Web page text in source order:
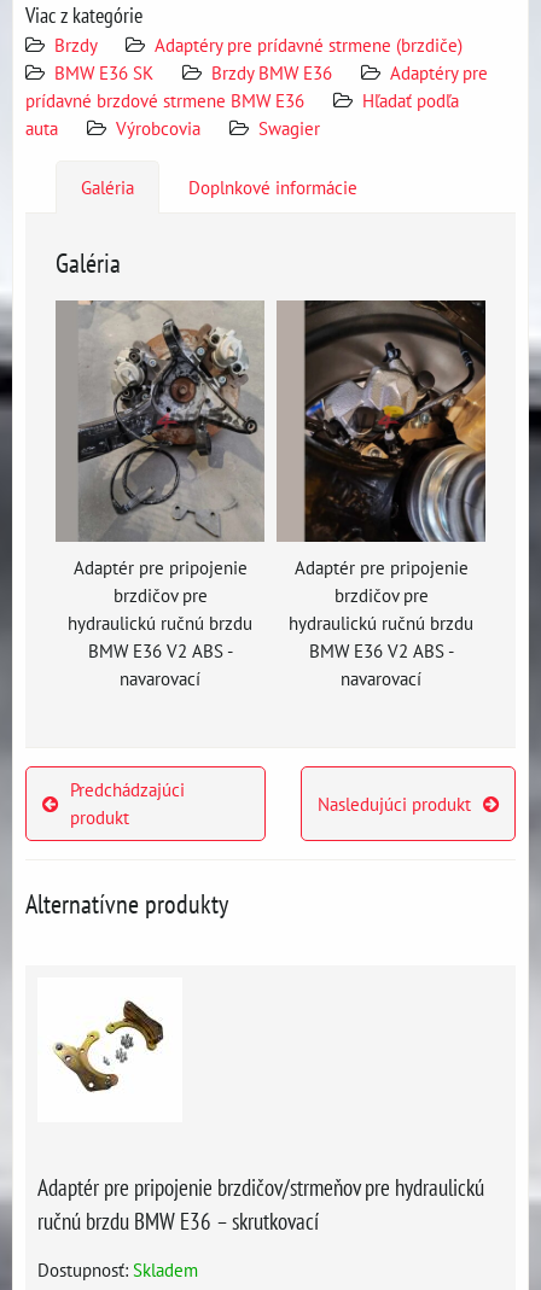
Viac z kategórie
Brzdy
Adaptéry pre prídavné strmene (brzdiče)
BMW E36 SK
Brzdy BMW E36
Adaptéry pre
prídavné brzdové strmene BMW E36
Hľadať podľa
auta
Výrobcovia Swagier
Galéria Doplnkové informácie
Galéria
Adaptér pre pripojenie
brzdičov pre
hydraulickú ručnú brzdu
BMW E36 V2 ABS -
navarovací
Adaptér pre pripojenie
brzdičov pre
hydraulickú ručnú brzdu
BMW E36 V2 ABS -
navarovací
Predchádzajúci
produkt
Nasledujúci produkt
Alternatívne produkty
Adaptér pre pripojenie brzdičov/strmeňov pre hydraulickú
ručnú brzdu BMW E36 – skrutkovací
Dostupnosť: Skladem